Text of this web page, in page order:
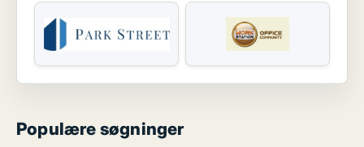
Populære søgninger